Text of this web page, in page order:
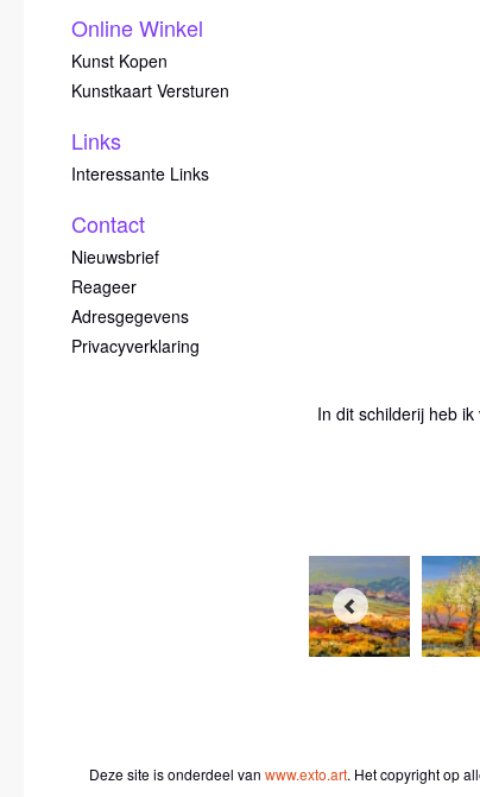
In dit schilderij heb
Online Winkel
Kunst Kopen
Kunstkaart Versturen
Links
Interessante Links
Contact
Nieuwsbrief
Reageer
Adresgegevens
Privacyverklaring
Deze site is onderdeel van www.exto.art. Het copyright op